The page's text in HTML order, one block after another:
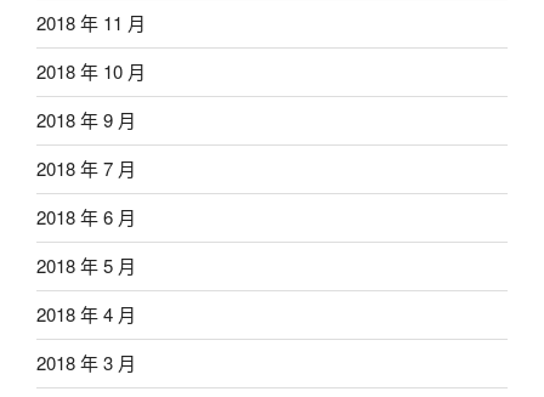
2018 年 11 月
2018 年 10 月
2018 年 9 月
2018 年 7 月
2018 年 6 月
2018 年 5 月
2018 年 4 月
2018 年 3 月